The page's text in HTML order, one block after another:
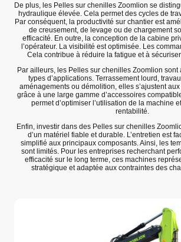
De plus, les Pelles sur chenilles Zoomlion se
hydraulique élevée. Cela permet des cycles de
Par conséquent, la productivité sur chantier est
de creusement, de levage ou de chargement
efficacité. En outre, la conception de la cabine
l’opérateur. La visibilité est optimisée. Les
Cela contribue à réduire la fatigue et à
Par ailleurs, les Pelles sur chenilles Zoomlion sont
types d’applications. Terrassement lourd,
aménagements ou démolition, elles s’ajustent
grâce à une large gamme d’accessoires
permet d’optimiser l’utilisation de la machine
rentabilité.
Enfin, investir dans des Pelles sur chenilles
d’un matériel fiable et durable. L’entretien est
simplifié aux principaux composants. Ainsi, les
sont limités. Pour les entreprises recherchant
efficacité sur le long terme, ces machines
stratégique et adaptée aux contraintes des